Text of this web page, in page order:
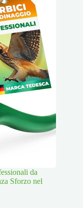
da
Sforzo nel